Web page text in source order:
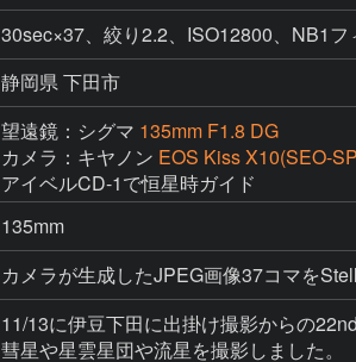
30sec×37、絞り2.2、ISO12800、NB1
静岡県 下田市
望遠鏡：シグマ 135mm F1.8 DG
カメラ：キヤノン EOS Kiss X10(SEO-
アイベルCD-1で恒星時ガイド
135mm
カメラが生成したJPEG画像37コマを
11/13に伊豆下田に出掛け撮影からの
彗星や星雲星団や流星を撮影しました。